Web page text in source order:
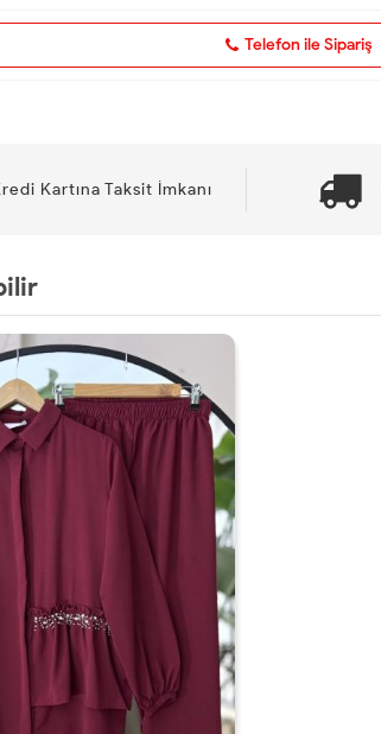
Telefon ile Sipariş
Kartına Taksit İmkanı